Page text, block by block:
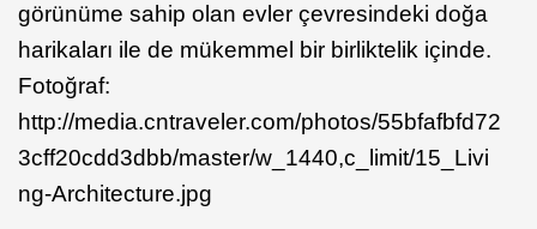
görünüme sahip olan evler çevresindeki doğa
harikaları ile de mükemmel bir birliktelik içinde.
Fotoğraf:
http://media.cntraveler.com/photos/55bfafbfd72
3cff20cdd3dbb/master/w_1440,c_limit/15_Livi
ng-Architecture.jpg